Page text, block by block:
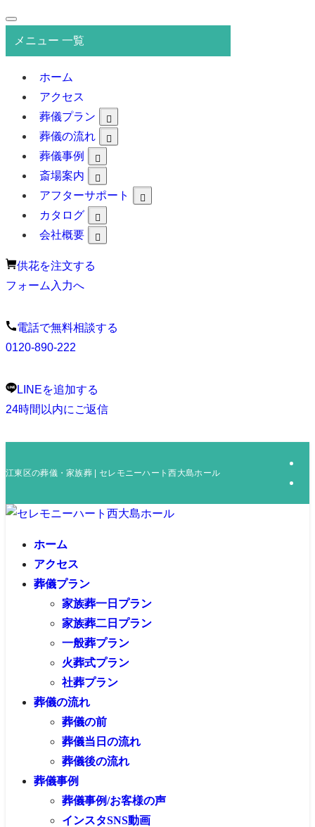
メニュー 一覧
ホーム
アクセス
葬儀プラン
葬儀の流れ
葬儀事例
斎場案内
アフターサポート
カタログ
会社概要
供花を注文する
フォーム入力へ
電話で無料相談する
0120-890-222
LINEを追加する
24時間以内にご返信
江東区の葬儀・家族葬 | セレモニーハート西大島ホール
ホーム
アクセス
葬儀プラン
家族葬一日プラン
家族葬二日プラン
一般葬プラン
火葬式プラン
社葬プラン
葬儀の流れ
葬儀の前
葬儀当日の流れ
葬儀後の流れ
葬儀事例
葬儀事例/お客様の声
インスタSNS動画